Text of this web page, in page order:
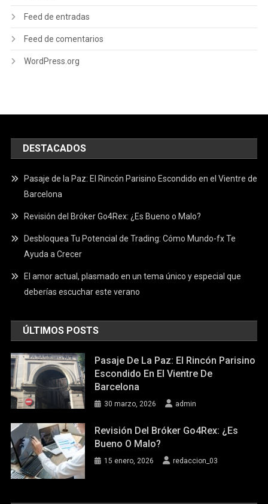
Feed de entradas
Feed de comentarios
WordPress.org
DESTACADOS
Pasaje de la Paz: El Rincón Parisino Escondido en el Vientre de
Barcelona
Revisión del Bróker Go4Rex: ¿Es Bueno o Malo?
Desbloquea Tu Potencial de Trading: Cómo Mundo-fx Te
Ayuda a Crecer
El amor actual, plasmado en un tema único y especial que
deberías escuchar este verano
ÚLTIMOS POSTS
Pasaje De La Paz: El Rincón Parisino
Escondido En El Vientre De
Barcelona
30 marzo, 2026 admin
Revisión Del Bróker Go4Rex: ¿Es
Bueno O Malo?
15 enero, 2026 redaccion_03